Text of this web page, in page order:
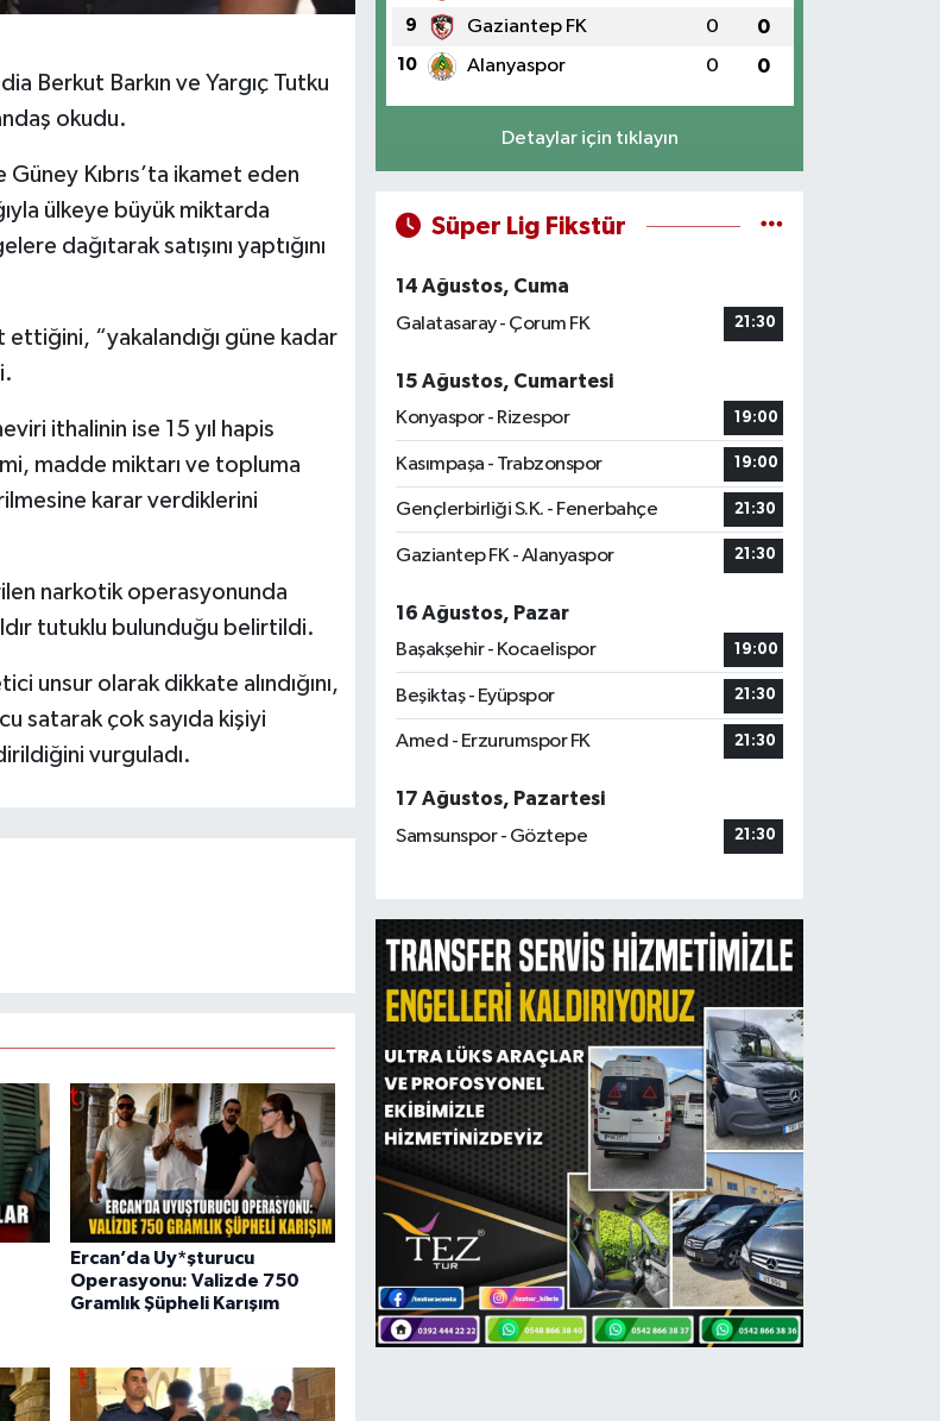
Berkut Barkın ve Yargıç Tutku
okudu.
Kıbrıs’ta ikamet eden
ülkeye büyük miktarda
dağıtarak satışını yaptığını
ettiğini, “yakalandığı güne kadar
ithalinin ise 15 yıl hapis
madde miktarı ve topluma
karar verdiklerini
narkotik operasyonunda
tutuklu bulunduğu belirtildi.
unsur olarak dikkate alındığını,
satarak çok sayıda kişiyi
vurguladı.
Ercan’da Uy*şturucu
Operasyonu: Valizde 750
Gramlık Şüpheli Karışım
9 Gaziantep FK 0 0
10 Alanyaspor 0 0
Detaylar için tıklayın
Süper Lig Fikstür
14 Ağustos, Cuma
Galatasaray - Çorum FK
21:30
15 Ağustos, Cumartesi
Konyaspor - Rizespor
19:00
Kasımpaşa - Trabzonspor 19:00
Gençlerbirliği S.K. - Fenerbahçe 21:30
Gaziantep FK - Alanyaspor 21:30
16 Ağustos, Pazar
Başakşehir - Kocaelispor
19:00
Beşiktaş - Eyüpspor 21:30
Amed - Erzurumspor FK 21:30
17 Ağustos, Pazartesi
Samsunspor - Göztepe
21:30